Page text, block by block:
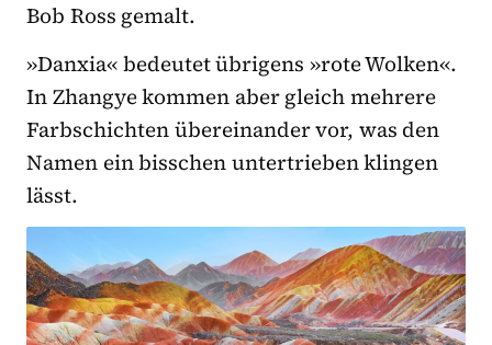
Bob Ross gemalt.
»Danxia« bedeutet übrigens »rote Wolken«.
In Zhangye kommen aber gleich mehrere
Farbschichten übereinander vor, was den
Namen ein bisschen untertrieben klingen
lässt.